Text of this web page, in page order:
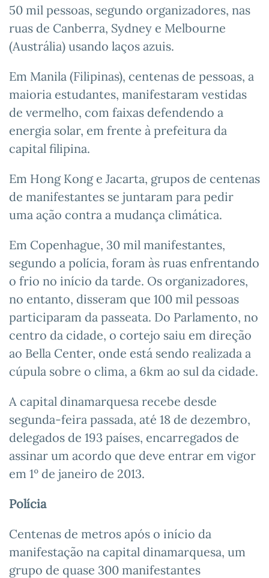
50 mil pessoas, segundo organizadores, nas
ruas de Canberra, Sydney e Melbourne
(Austrália) usando laços azuis.
Em Manila (Filipinas), centenas de pessoas, a
maioria estudantes, manifestaram vestidas
de vermelho, com faixas defendendo a
energia solar, em frente à prefeitura da
capital filipina.
Em Hong Kong e Jacarta, grupos de centenas
de manifestantes se juntaram para pedir
uma ação contra a mudança climática.
Em Copenhague, 30 mil manifestantes,
segundo a polícia, foram às ruas enfrentando
o frio no início da tarde. Os organizadores,
no entanto, disseram que 100 mil pessoas
participaram da passeata. Do Parlamento, no
centro da cidade, o cortejo saiu em direção
ao Bella Center, onde está sendo realizada a
cúpula sobre o clima, a 6km ao sul da cidade.
A capital dinamarquesa recebe desde
segunda-feira passada, até 18 de dezembro,
delegados de 193 países, encarregados de
assinar um acordo que deve entrar em vigor
em 1º de janeiro de 2013.
Polícia
Centenas de metros após o início da
manifestação na capital dinamarquesa, um
grupo de quase 300 manifestantes